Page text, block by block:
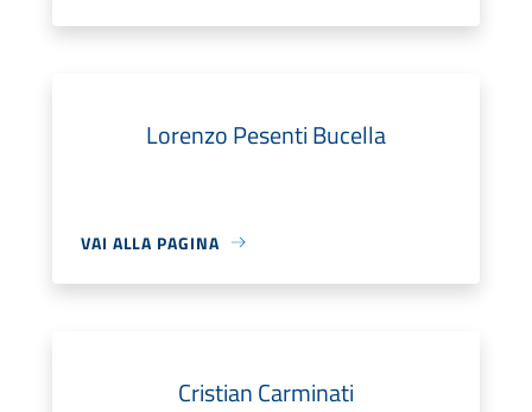
Lorenzo Pesenti Bucella
VAI ALLA PAGINA
Cristian Carminati